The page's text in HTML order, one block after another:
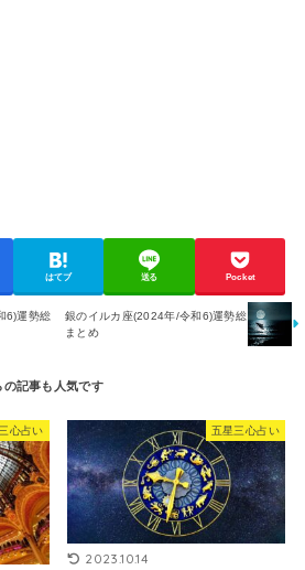
はてブ 送る Pocket
6)運勢総
銀のイルカ座(2024年/令和6)運勢総
まとめ
心占い 五星三心占い
2023.10.14